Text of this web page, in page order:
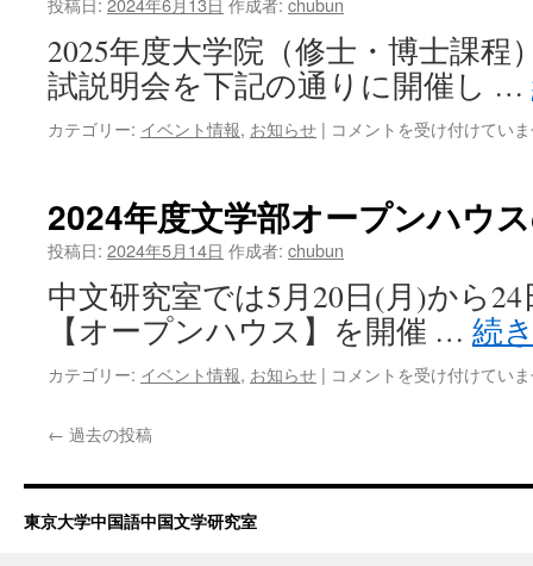
2025年度大学院（修士・博士課程
試説明会を下記の通りに開催し …
カテゴリー: イベント情報, お知らせ | 2025
学
院
士・
博
士
課
程）
試・
コメントを受け付けてい
2024年度文学部オープンハウ
投稿日: 2024年5月14日 作成者: chubun
中文研究室では5月20日(月)から
【オープンハウス】を開催 … 続
カテゴリー: イベント情報, お知らせ | 2024
部
コメントを受け付けてい
← 過去の投稿
東京大学中国語中国文学研究室